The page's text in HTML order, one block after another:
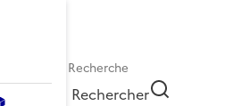
Rechercher